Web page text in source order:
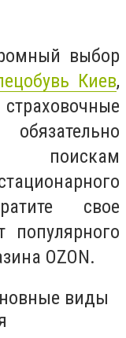
выбор
Киев,
свое
популярного
OZON.
виды